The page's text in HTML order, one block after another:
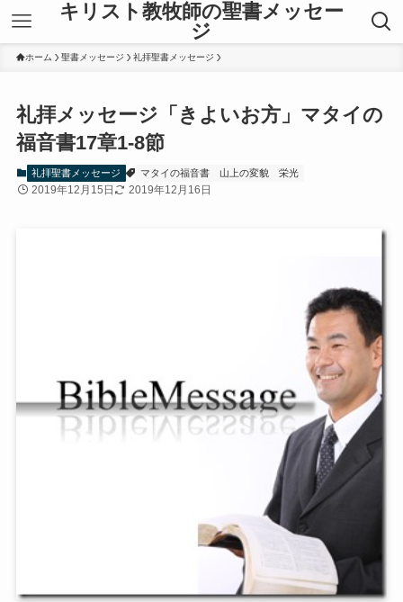
キリスト教牧師の聖書メッセー
ジ
ホーム 聖書メッセージ 礼拝聖書メッセージ
礼拝メッセージ「きよいお方」マタイの
福音書17章1-8節
礼拝聖書メッセージ マタイの福音書 山上の変貌 栄光
2019年12月15日 2019年12月16日